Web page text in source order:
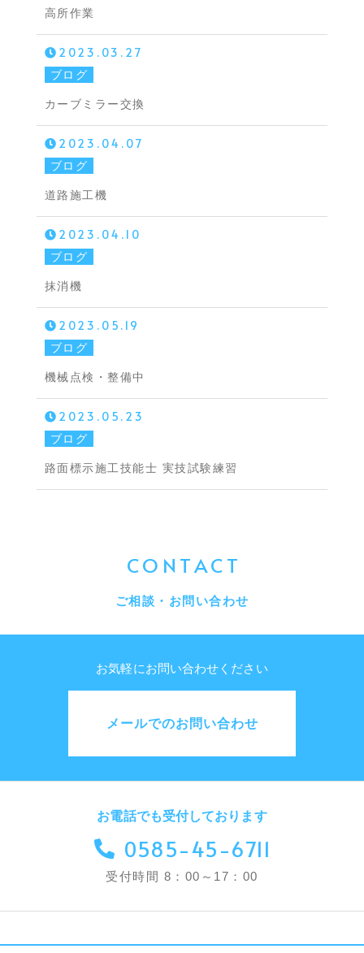
高所作業
2023.03.27
ブログ
カーブミラー交換
2023.04.07
ブログ
道路施工機
2023.04.10
ブログ
抹消機
2023.05.19
ブログ
機械点検・整備中
2023.05.23
ブログ
路面標示施工技能士 実技試験練習
CONTACT
ご相談・お問い合わせ
お気軽にお問い合わせください
メールでのお問い合わせ
お電話でも受付しております
0585-45-6711
受付時間 8：00～17：00